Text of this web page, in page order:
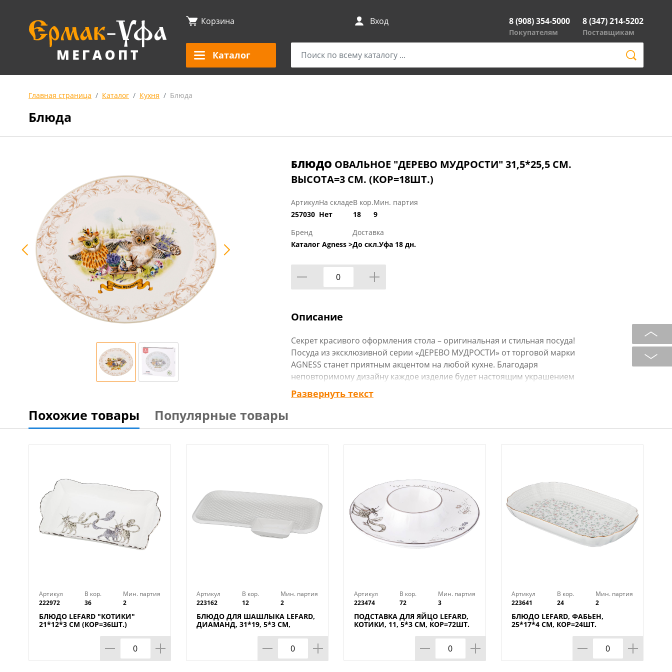
Корзина Вход 8 (908) 354-5000
Покупателям
8 (347) 214-5202
Поставщикам
Каталог
Главная страница Каталог Кухня Блюда
Блюда
БЛЮДО ОВАЛЬНОЕ "ДЕРЕВО МУДРОСТИ" 31,5*25,5 СМ.
ВЫСОТА=3 СМ. (КОР=18ШТ.)
Артикул
257030
На складе
Нет
В кор.
18
Мин. партия
9
Бренд
Каталог Agness >
Доставка
До скл.Уфа 18 дн.
Описание
Секрет красивого оформления стола – оригинальная и стильная посуда!
Посуда из эксклюзивной серии «ДЕРЕВО МУДРОСТИ» от торговой марки
AGNESS станет приятным акцентом на любой кухне. Благодаря
неповторимому дизайну каждое изделие будет настоящим украшением
любого стола. Посуда выполена в светлых тонах, что позволит вписать ее
практически в любой интерьер. Данная посуда прекрасно подойдет в
толстостенная, но при этом необычайно легкая керамика, в состав которой
добавлен природный минерал доломит. Посуда, сделанная из доломита,
поражает своей невесомостью. Поскольку доломит – материал природный,
он совершенно безопасен: не выделяет никаких веществ, не имеет запаха.
Продукты в такой посуде максимально сохраняют полезные свойства, вкус
Правила ухода за доломитовой посудой не сложные:
• НЕ использовать абразивные чистящие средства;
• НЕ использовать в СВЧ печах и ПММ;
• мыть с применением нейтральных моющих средств;
Развернуть текст
Похожие товары Популярные товары
Артикул
222972
В кор.
36
Мин. партия
2
БЛЮДО LEFARD "КОТИКИ"
21*12*3 СМ (КОР=36ШТ.)
Артикул
223162
В кор.
12
Мин. партия
2
БЛЮДО ДЛЯ ШАШЛЫКА LEFARD,
ДИАМАНД, 31*19, 5*3 СМ,
Артикул
223474
В кор.
72
Мин. партия
3
ПОДСТАВКА ДЛЯ ЯЙЦО LEFARD,
КОТИКИ, 11, 5*3 СМ, КОР=72ШТ.
Артикул
223641
В кор.
24
Мин. партия
2
БЛЮДО LEFARD, ФАБЬЕН,
25*17*4 СМ, КОР=24ШТ.